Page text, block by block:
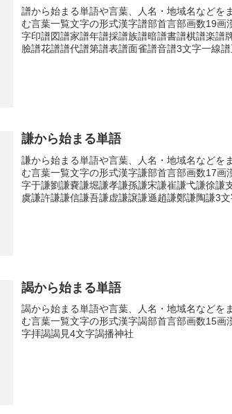
譜から始まる単語や言葉、人名・地域名などを
む言葉一覧文字の形式漢字譜部首言部画数19画
字印譜図譜家譜年譜採譜族譜暗譜書譜棋譜楽譜
臉譜花譜譜代譜第譜表譜面雀譜音譜3文字一線
謙から始まる単語
謙から始まる単語や言葉、人名・地域名などを
む言葉一覧文字の形式漢字謙部首言部画数17画
字于謙劉謙嚢謙堀謙孝謙孫謙宋謙崔謙弋謙徐謙
虞謙許謙謙信謙吾謙虚謙譲謙遜趙謙鄭謙陶謙3文
謁から始まる単語
謁から始まる単語や言葉、人名・地域名などを
む言葉一覧文字の形式漢字謁部首言部画数15画
字拝謁謁見4文字謁播神社